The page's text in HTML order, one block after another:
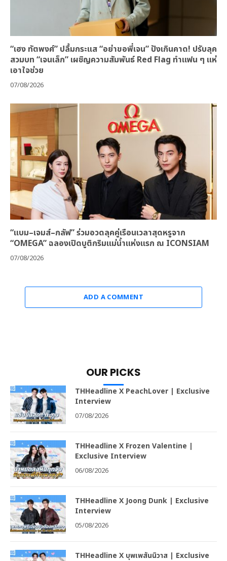
“เฮง ทัตพงศ์” ปลื้มกระแส “อย่าขอพี่เจน” ปังเกินคาด! ปรับลุค
สวมบท “เจนเล็ก” เผชิญความสัมพันธ์ Red Flag ทำแฟน ๆ แห่
เอาใจช่วย
07/08/2026
“แบม–เจมส์–กลัฟ” ร่วมอวดลุคคู่เรือนเวลาสุดหรูจาก
“OMEGA” ฉลองเปิดบูติกริมแม่น้ำแห่งแรก ณ ICONSIAM
07/08/2026
ADD A COMMENT
OUR PICKS
THHeadline X PeachLover | Exclusive
Interview
07/08/2026
THHeadline X Frozen Valentine |
Exclusive Interview
06/08/2026
THHeadline X Joong Dunk | Exclusive
Interview
05/08/2026
THHeadline X บุพเพสันนิวาส | Exclusive